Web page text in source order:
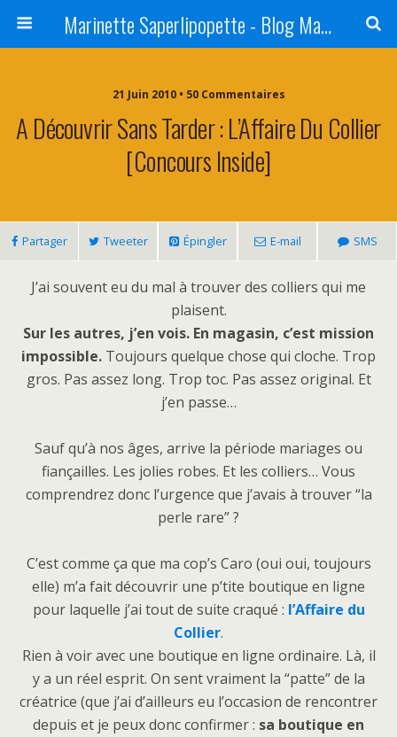
Marinette Saperlipopette - Blog Maman Angers Lifestyle - Ex Expat Montréal
21 Juin 2010 • 50 Commentaires
A Découvrir Sans Tarder : L’Affaire Du Collier
[Concours Inside]
Partager Tweeter Épingler E-mail SMS
J’ai souvent eu du mal à trouver des colliers qui me
plaisent.
Sur les autres, j’en vois. En magasin, c’est mission
impossible. Toujours quelque chose qui cloche. Trop
gros. Pas assez long. Trop toc. Pas assez original. Et
j’en passe…
Sauf qu’à nos âges, arrive la période mariages ou
fiançailles. Les jolies robes. Et les colliers… Vous
comprendrez donc l’urgence que j’avais à trouver “la
perle rare” ?
C’est comme ça que ma cop’s Caro (oui oui, toujours
elle) m’a fait découvrir une p’tite boutique en ligne
pour laquelle j’ai tout de suite craqué : l’Affaire du
Collier.
Rien à voir avec une boutique en ligne ordinaire. Là, il
y a un réel esprit. On sent vraiment la “patte” de la
créatrice (que j’ai d’ailleurs eu l’occasion de rencontrer
depuis et je peux donc confirmer : sa boutique en